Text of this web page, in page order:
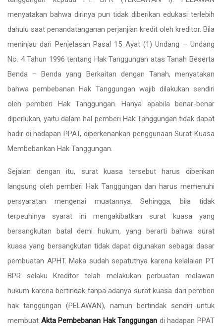
menyatakan bahwa dirinya pun tidak diberikan edukasi terlebih
dahulu saat penandatanganan perjanjian kredit oleh kreditor. Bila
meninjau dari Penjelasan Pasal 15 Ayat (1) Undang – Undang
No. 4 Tahun 1996 tentang Hak Tanggungan atas Tanah Beserta
Benda – Benda yang Berkaitan dengan Tanah, menyatakan
bahwa pembebanan Hak Tanggungan wajib dilakukan sendiri
oleh pemberi Hak Tanggungan. Hanya apabila benar-benar
diperlukan, yaitu dalam hal pemberi Hak Tanggungan tidak dapat
hadir di hadapan PPAT, diperkenankan penggunaan Surat Kuasa
Membebankan Hak Tanggungan.
Sejalan dengan itu, surat kuasa tersebut harus diberikan
langsung oleh pemberi Hak Tanggungan dan harus memenuhi
persyaratan mengenai muatannya. Sehingga, bila tidak
terpeuhinya syarat ini mengakibatkan surat kuasa yang
bersangkutan batal demi hukum, yang berarti bahwa surat
kuasa yang bersangkutan tidak dapat digunakan sebagai dasar
pembuatan APHT. Maka sudah sepatutnya karena kelalaian PT
BPR selaku Kreditor telah melakukan perbuatan melawan
hukum karena bertindak tanpa adanya surat kuasa dari pemberi
hak tanggungan (PELAWAN), namun bertindak sendiri untuk
membuat Akta Pembebanan Hak Tanggungan di hadapan PPAT